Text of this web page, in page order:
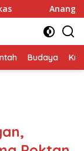
Anang
Budaya